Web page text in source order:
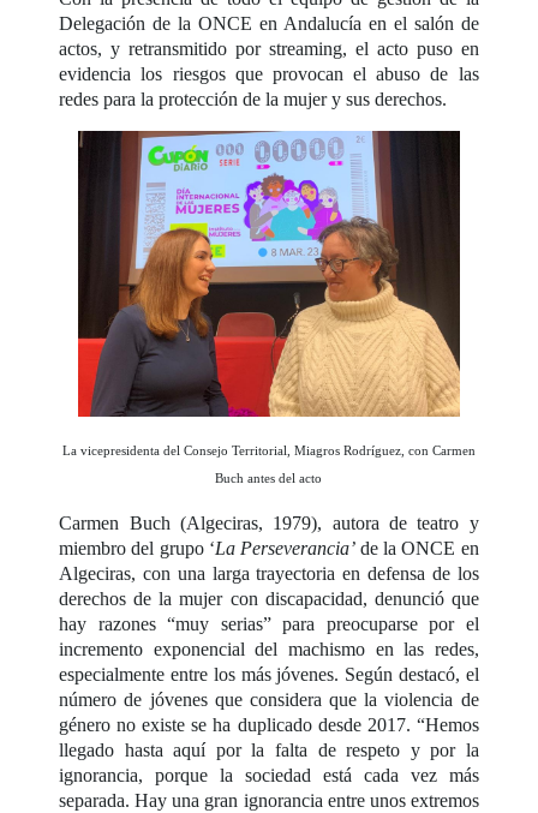
Delegación de la ONCE en Andalucía en el salón de
actos, y retransmitido por streaming, el acto puso en
evidencia los riesgos que provocan el abuso de las
redes para la protección de la mujer y sus derechos.
La vicepresidenta del Consejo Territorial, Miagros Rodríguez, con Carmen
Buch antes del acto
Carmen Buch (Algeciras, 1979), autora de teatro y
miembro del grupo ‘La Perseverancia’ de la ONCE en
Algeciras, con una larga trayectoria en defensa de los
derechos de la mujer con discapacidad, denunció que
hay razones “muy serias” para preocuparse por el
incremento exponencial del machismo en las redes,
especialmente entre los más jóvenes. Según destacó, el
número de jóvenes que considera que la violencia de
género no existe se ha duplicado desde 2017. “Hemos
llegado hasta aquí por la falta de respeto y por la
ignorancia, porque la sociedad está cada vez más
separada. Hay una gran ignorancia entre unos extremos